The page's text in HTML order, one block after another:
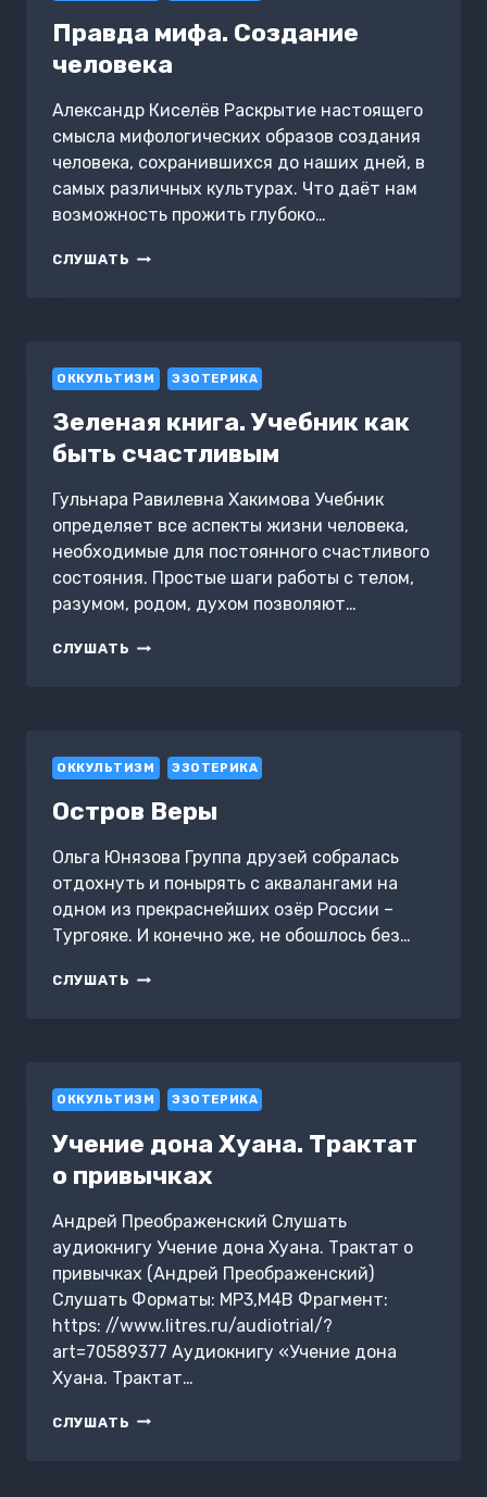
Правда мифа. Создание
человека
Александр Киселёв Раскрытие настоящего
смысла мифологических образов создания
человека, сохранившихся до наших дней, в
самых различных культурах. Что даёт нам
возможность прожить глубоко…
СЛУШАТЬ ПРАВДА
ОККУЛЬТИЗМ ЭЗОТЕРИКА
Зеленая книга. Учебник как
быть счастливым
Гульнара Равилевна Хакимова Учебник
определяет все аспекты жизни человека,
необходимые для постоянного счастливого
состояния. Простые шаги работы с телом,
разумом, родом, духом позволяют…
СЛУШАТЬ ЗЕЛЕНАЯ
ОККУЛЬТИЗМ ЭЗОТЕРИКА
Остров Веры
Ольга Юнязова Группа друзей собралась
отдохнуть и понырять с аквалангами на
одном из прекраснейших озёр России –
Тургояке. И конечно же, не обошлось без…
СЛУШАТЬ ОСТРОВ
ОККУЛЬТИЗМ ЭЗОТЕРИКА
Учение дона Хуана. Трактат
о привычках
Андрей Преображенский Слушать
аудиокнигу Учение дона Хуана. Трактат о
привычках (Андрей Преображенский)
Слушать Форматы: MP3,M4B Фрагмент:
https: //www.litres.ru/audiotrial/?
art=70589377 Аудиокнигу «Учение дона
Хуана. Трактат…
СЛУШАТЬ УЧЕНИЕ